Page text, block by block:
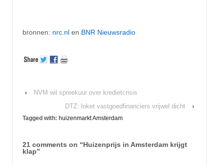
bronnen: nrc.nl en BNR Nieuwsradio
‹
NVM wil spreekuur over kredietcrisis
DTZ: loket vastgoedfinanciers vrijwel dicht
›
Tagged with: huizenmarkt Amsterdam
21 comments on “Huizenprijs in Amsterdam krijgt
klap”